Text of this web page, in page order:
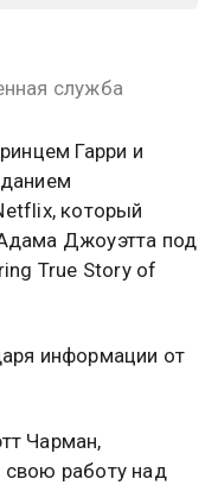
служба
Гарри и
который
Джоуэтта под
True Story of
информации от
Чарман,
свою работу над